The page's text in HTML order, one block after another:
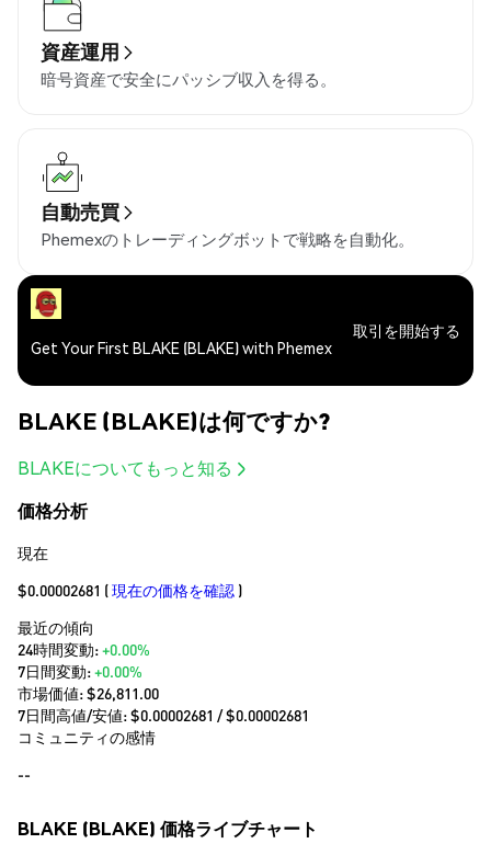
資産運用
暗号資産で安全にパッシブ収入を得る。
自動売買
Phemexのトレーディングボットで戦略を自動化。
Get Your First BLAKE (BLAKE) with Phemex
取引を開始する
BLAKE (BLAKE)は何ですか?
BLAKEについてもっと知る
価格分析
現在
$0.00002681 (現在の価格を確認 )
最近の傾向
24時間変動:+0.00%
7日間変動:+0.00%
市場価値:$26,811.00
7日間高値/安値: $0.00002681 / $0.00002681
コミュニティの感情
--
BLAKE (BLAKE) 価格ライブチャート